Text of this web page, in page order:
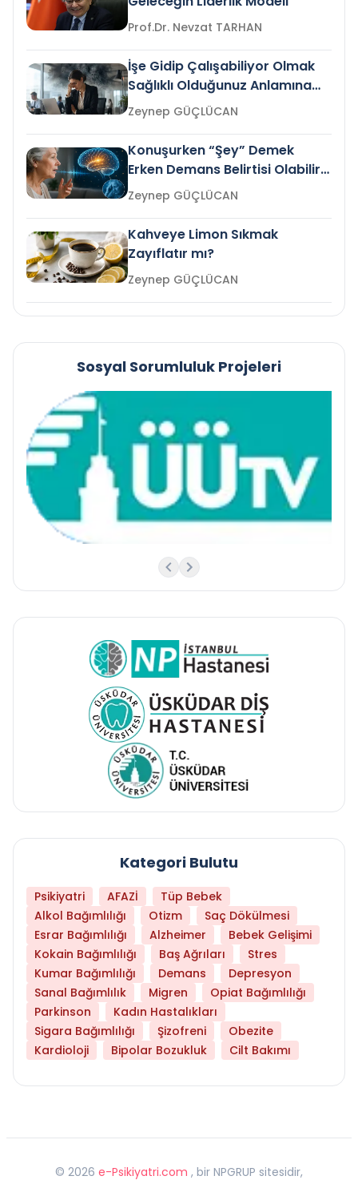
Prof.Dr. Nevzat TARHAN
İşe Gidip Çalışabiliyor Olmak
Sağlıklı Olduğunuz Anlamına
Gelir mi?Zeynep GÜÇLÜCAN
Konuşurken “Şey” Demek
Erken Demans Belirtisi Olabilir
mi?
Zeynep GÜÇLÜCAN
Kahveye Limon Sıkmak
Zayıflatır mı?
Zeynep GÜÇLÜCAN
Sosyal Sorumluluk Projeleri
Kategori Bulutu
Psikiyatri AFAZİ
Tüp Bebek
Alkol Bağımlılığı
Otizm
Saç Dökülmesi
Esrar Bağımlılığı
Alzheimer
Bebek Gelişimi
Kokain Bağımlılığı
Baş Ağrıları
Stres
Kumar Bağımlılığı
Demans
Depresyon
Sanal Bağımlılık
Migren
Opiat Bağımlılığı
Parkinson
Kadın Hastalıkları
Sigara Bağımlılığı
Şizofreni
Obezite
Kardioloji
Bipolar Bozukluk Cilt Bakımı
© 2026 e-Psikiyatri.com , bir NPGRUP sitesidir,